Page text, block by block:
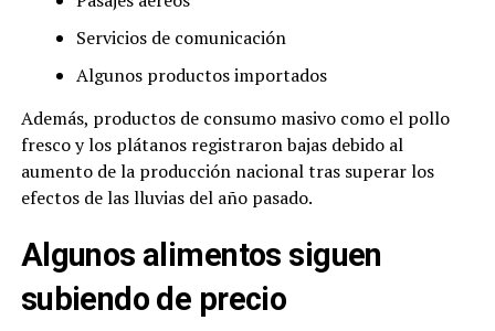
Servicios de comunicación
Algunos productos importados
Además, productos de consumo masivo como el pollo
fresco y los plátanos registraron bajas debido al
aumento de la producción nacional tras superar los
efectos de las lluvias del año pasado.
Algunos alimentos siguen
subiendo de precio